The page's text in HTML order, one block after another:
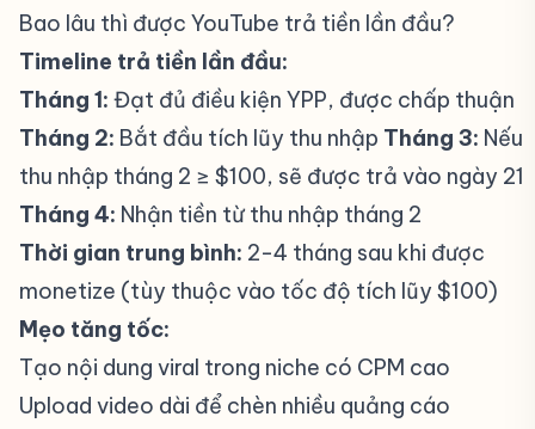
Bao lâu thì được YouTube trả tiền lần đầu?
Timeline trả tiền lần đầu:
Tháng 1: Đạt đủ điều kiện YPP, được chấp thuận
Tháng 2: Bắt đầu tích lũy thu nhập Tháng 3: Nếu
thu nhập tháng 2 ≥ $100, sẽ được trả vào ngày 21
Tháng 4: Nhận tiền từ thu nhập tháng 2
Thời gian trung bình: 2-4 tháng sau khi được
monetize (tùy thuộc vào tốc độ tích lũy $100)
Mẹo tăng tốc:
Tạo nội dung viral trong niche có CPM cao
Upload video dài để chèn nhiều quảng cáo